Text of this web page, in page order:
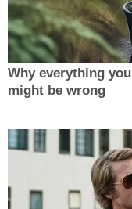
Why everything
might be wrong